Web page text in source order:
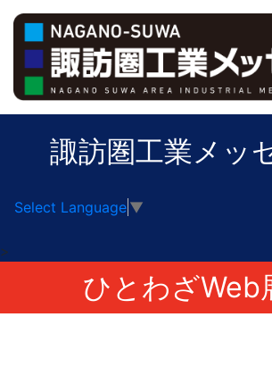
諏訪圏工業メッ
Select Language ▼
>
ひとわざWeb